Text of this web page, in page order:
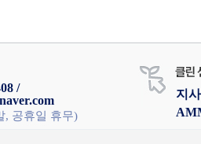
/
, 공휴일 휴무)
지